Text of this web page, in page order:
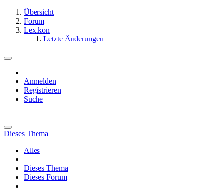
Übersicht
Forum
Lexikon
Letzte Änderungen
Anmelden
Registrieren
Suche
Dieses Thema
Alles
Dieses Thema
Dieses Forum